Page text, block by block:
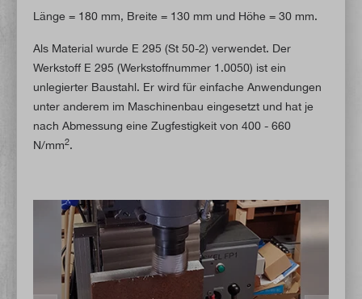
Länge = 180 mm, Breite = 130 mm und Höhe = 30 mm.
Als Material wurde E 295 (St 50-2) verwendet. Der
Werkstoff E 295 (Werkstoffnummer 1.0050) ist ein
unlegierter Baustahl. Er wird für einfache Anwendungen
unter anderem im Maschinenbau eingesetzt und hat je
nach Abmessung eine Zugfestigkeit von 400 - 660
N/mm2.